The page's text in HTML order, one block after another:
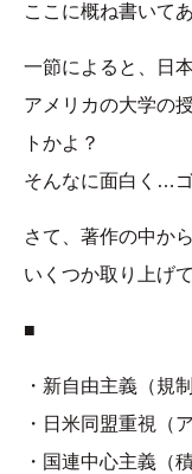
ここに概ね書いて
一節によると、日
アメリカの大学の
トかよ？
そんなに面白く…
さて、著作の中か
いくつか取り上げ
■
・新自由主義（規
・日米同盟重視（
・国連中心主義（